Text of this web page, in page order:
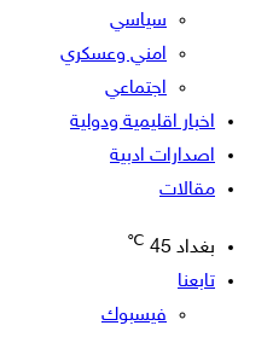
سياسي
امني وعسكري
اجتماعي
اخبار اقليمية ودولية
اصدارات ادبية
مقالات
بغداد 45
℃
تابعنا
فيسبوك